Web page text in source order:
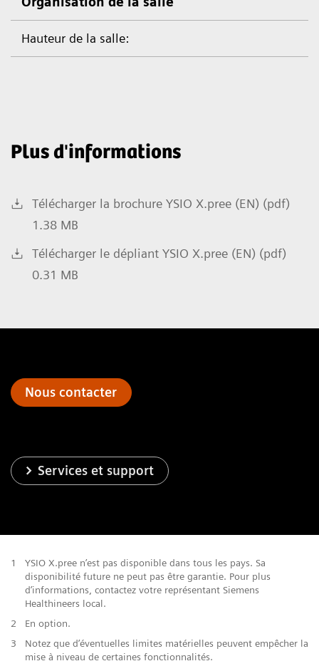
Hauteur de la salle:
Plus d'informations
Télécharger la brochure YSIO X.pree (EN) (pdf)
1.38 MB
Télécharger le dépliant YSIO X.pree (EN) (pdf)
0.31 MB
Nous contacter
Services et support
1
YSIO X.pree n’est pas disponible dans tous les pays. Sa
disponibilité future ne peut pas être garantie. Pour plus
d’informations, contactez votre représentant Siemens
Healthineers local.
2
En option.
3
Notez que d’éventuelles limites matérielles peuvent empêcher la
mise à niveau de certaines fonctionnalités.